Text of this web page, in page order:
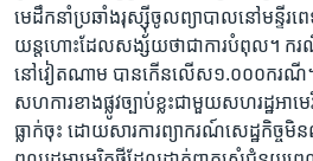
មេដឹកនាំប្រឆាំងរុស្ស៊ីចូលព្យាបាលនៅមន្ទីរព
យន្តហោះដែលសង្ស័យថាជាការបំពុល។ ករ
នៅវៀតណាម បានកើនលើស១.០០០ករណី។
សហការខាងផ្លូវច្បាប់ខ្លះជាមួយសហរដ្ឋអា
ធ្លាក់ចុះ ដោយសារការព្យាករណ៍សេដ្ឋកិច្ចមិ